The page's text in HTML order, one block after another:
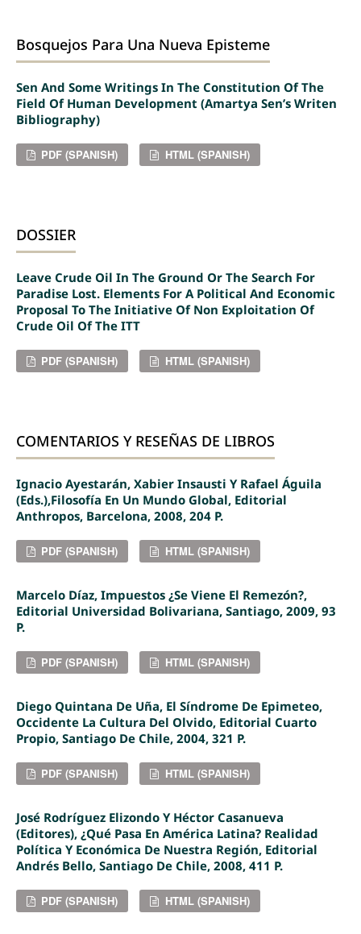
Bosquejos Para Una Nueva Episteme
Sen And Some Writings In The Constitution Of The
Field Of Human Development (Amartya Sen’s Writen
Bibliography)
PDF (SPANISH) HTML (SPANISH)
DOSSIER
Leave Crude Oil In The Ground Or The Search For
Paradise Lost. Elements For A Political And Economic
Proposal To The Initiative Of Non Exploitation Of
Crude Oil Of The ITT
PDF (SPANISH) HTML (SPANISH)
COMENTARIOS Y RESEÑAS DE LIBROS
Ignacio Ayestarán, Xabier Insausti Y Rafael Águila
(eds.),Filosofía En Un Mundo Global, Editorial
Anthropos, Barcelona, 2008, 204 P.
PDF (SPANISH) HTML (SPANISH)
Marcelo Díaz, Impuestos ¿Se Viene El Remezón?,
Editorial Universidad Bolivariana, Santiago, 2009, 93
P.
PDF (SPANISH) HTML (SPANISH)
Diego Quintana De Uña, El Síndrome De Epimeteo,
Occidente La Cultura Del Olvido, Editorial Cuarto
Propio, Santiago De Chile, 2004, 321 P.
PDF (SPANISH) HTML (SPANISH)
José Rodríguez Elizondo Y Héctor Casanueva
(Editores), ¿Qué Pasa En América Latina? Realidad
Política Y Económica De Nuestra Región, Editorial
Andrés Bello, Santiago De Chile, 2008, 411 P.
PDF (SPANISH) HTML (SPANISH)